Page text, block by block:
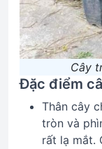
Cây
Đặc điểm
Thân cây
tròn và
rất lạ mắt.